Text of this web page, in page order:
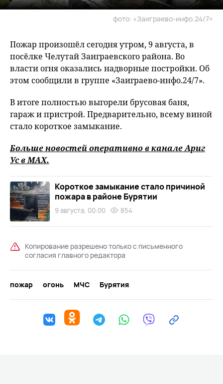
фото: «Заиграево-инфо.24/7»
Пожар произошёл сегодня утром, 9 августа, в
посёлке Челутай Заиграевского района. Во
власти огня оказались надворные постройки. Об
этом сообщили в группе «Заиграево-инфо.24/7».
В итоге полностью выгорели брусовая баня,
гараж и пристрой. Предварительно, всему виной
стало короткое замыкание.
Больше новостей оперативно в канале Ариг
Ус вMAХ.
Короткое замыкание стало причиной
пожара в районе Бурятии
9 августа, 00:00 854
Копирование разрешено только с письменного
согласия главного редактора
пожар огонь МЧС Бурятия